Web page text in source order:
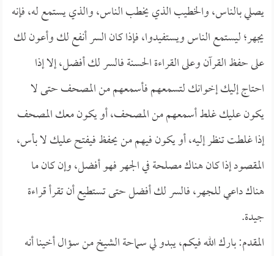
يصلي بالناس، والخطيب الذي يخطب الناس، والذي يستمع له، فإنه
يجهر؛ ليستمع الناس ويستفيدوا، فإذا كان السر أنفع لك وأعون لك
على حفظ القرآن وعلى القراءة الحسنة فالسر لك أفضل، إلا إذا
احتاج إليك إخوانك لتسمعهم فأسمعهم من المصحف حتى لا
يكون عليك غلط أسمعهم من المصحف، أو يكون معك المصحف
إذا غلطت تنظر إليه، أو يكون فيهم من يحفظ فيفتح عليك لا بأس،
المقصود إذا كان هناك مصلحة في الجهر فهو أفضل، وإن كان ما
هناك داعي للجهر، فالسر لك أفضل حتى تستطيع أن تقرأ قراءة
جيدة.
المقدم: بارك الله فيكم، يبدو لي سماحة الشيخ من سؤال أخينا أنه